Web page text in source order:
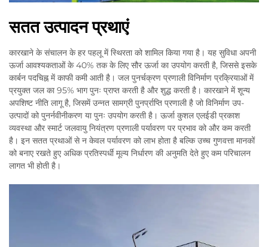
सतत उत्पादन प्रथाएं
कारखाने के संचालन के हर पहलू में स्थिरता को शामिल किया गया है। यह सुविधा अपनी
ऊर्जा आवश्यकताओं के 40% तक के लिए सौर ऊर्जा का उपयोग करती है, जिससे इसके
कार्बन पदचिह्न में काफी कमी आती है। जल पुनर्चक्रण प्रणाली विनिर्माण प्रक्रियाओं में
प्रयुक्त जल का 95% भाग पुनः प्राप्त करती है और शुद्ध करती है। कारखाने में शून्य
अपशिष्ट नीति लागू है, जिसमें उन्नत सामग्री पुनर्प्राप्ति प्रणाली है जो विनिर्माण उप-
उत्पादों को पुनर्नवीनीकरण या पुनः उपयोग करती है। ऊर्जा कुशल एलईडी प्रकाश
व्यवस्था और स्मार्ट जलवायु नियंत्रण प्रणाली पर्यावरण पर प्रभाव को और कम करती
है। इन सतत प्रथाओं से न केवल पर्यावरण को लाभ होता है बल्कि उच्च गुणवत्ता मानकों
को बनाए रखते हुए अधिक प्रतिस्पर्धी मूल्य निर्धारण की अनुमति देते हुए कम परिचालन
लागत भी होती है।